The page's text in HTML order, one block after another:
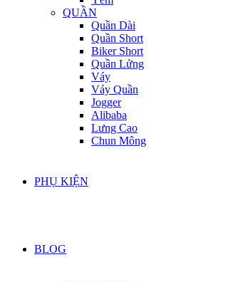
QUẦN
Quần Dài
Quần Short
Biker Short
Quần Lửng
Váy
Váy Quần
Jogger
Alibaba
Lưng Cao
Chun Mông
PHỤ KIỆN
BLOG